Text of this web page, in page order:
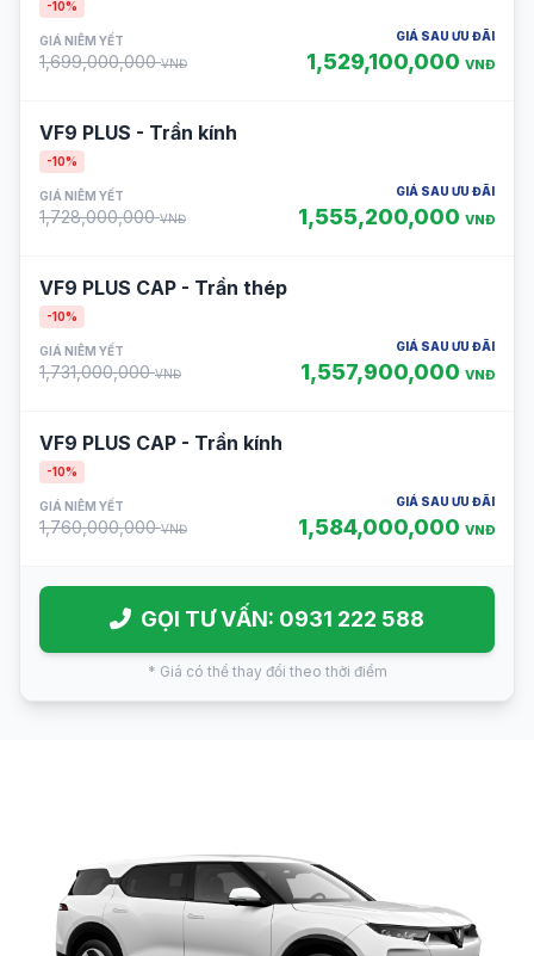
-10%
GIÁ NIÊM YẾT
1,699,000,000VNĐ
GIÁ SAU ƯU ĐÃI
1,529,100,000 VNĐ
VF9 PLUS - Trần kính
-10%
GIÁ NIÊM YẾT
1,728,000,000VNĐ
GIÁ SAU ƯU ĐÃI
1,555,200,000 VNĐ
VF9 PLUS CAP - Trần thép
-10%
GIÁ NIÊM YẾT
1,731,000,000VNĐ
GIÁ SAU ƯU ĐÃI
1,557,900,000 VNĐ
VF9 PLUS CAP - Trần kính
-10%
GIÁ NIÊM YẾT
1,760,000,000VNĐ
GIÁ SAU ƯU ĐÃI
1,584,000,000 VNĐ
GỌI TƯ VẤN: 0931 222 588
* Giá có thể thay đổi theo thời điểm